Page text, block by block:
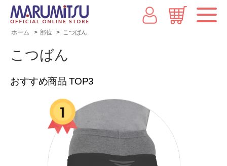
ホーム > 部位 > こつばん
こつばん
おすすめ商品 TOP3